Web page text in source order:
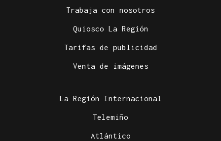
Trabaja con nosotros
Quiosco La Región
Tarifas de publicidad
Venta de imágenes
La Región Internacional
Telemiño
Atlántico